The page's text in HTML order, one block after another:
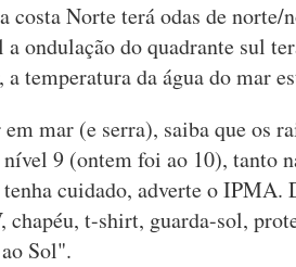
costa Norte terá odas de norte/
a ondulação do quadrante sul
a temperatura da água do mar
mar (e serra), saiba que os
9 (ontem foi ao 10), tanto
cuidado, adverte o
t-shirt, guarda-sol,
Sol".